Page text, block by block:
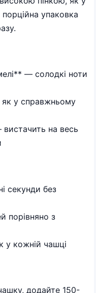
упаковка
— солодкі ноти
у справжньому
на весь
секунди без
порівняно з
у кожній чашці
додайте 150-